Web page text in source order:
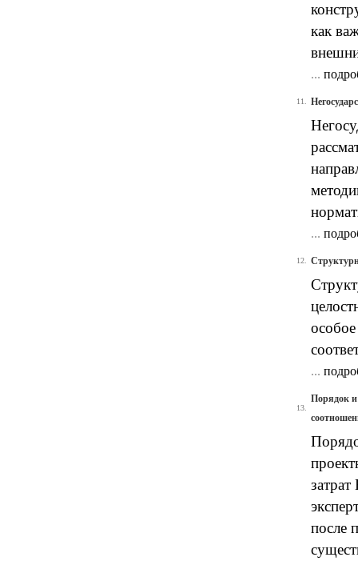
как
...
11.
...
12.
...
13.
Порядок и
после